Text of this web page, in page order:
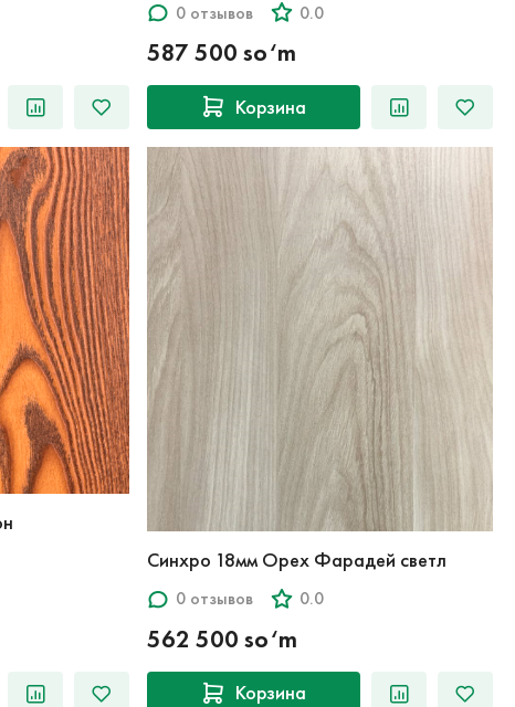
0 отзывов 0.0
587 500 so‘m
Корзина
Синхро 18мм Орех Фарадей светл
0 отзывов 0.0
562 500 so‘m
Корзина